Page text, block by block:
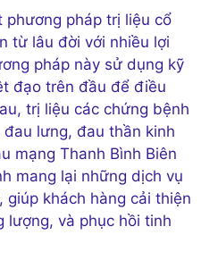
phương pháp trị liệu cổ
từ lâu đời với nhiều lợi
pháp này sử dụng kỹ
đạo trên đầu để điều
trị liệu các chứng bệnh
lưng, đau thần kinh
mạng Thanh Bình Biên
mang lại những dịch vụ
khách hàng cải thiện
lượng, và phục hồi tinh